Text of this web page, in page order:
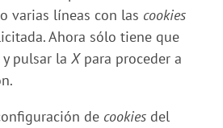
varias líneas con las cookies
Ahora sólo tiene que
pulsar la Xpara proceder a
de cookies del